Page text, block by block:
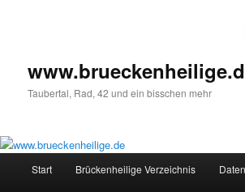
Taubertal, Rad, 42 und ein bisschen mehr
Zum Inhalt wechseln
Start Brückenheilige Verzeichnis